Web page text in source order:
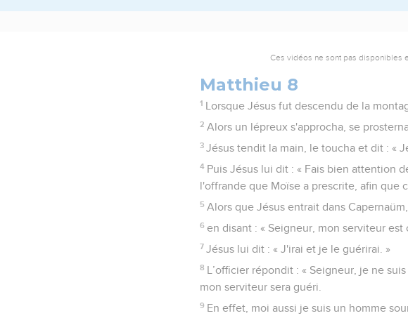
Ces vidéos ne sont pas disponibles
Matthieu 8
1 Lorsque Jésus fut descendu de la
2 Alors un lépreux s'approcha, se
3 Jésus tendit la main, le toucha et dit : «
4 Puis Jésus lui dit : « Fais bien attention
l'offrande que Moïse a prescrite, afin que
5 Alors que Jésus entrait dans
6 en disant : « Seigneur, mon serviteur
7 Jésus lui dit : « J'irai et je le guérirai. »
8
L’officier répondit : « Seigneur, je ne
mon serviteur sera guéri.
9 En effet, moi aussi je suis un homme